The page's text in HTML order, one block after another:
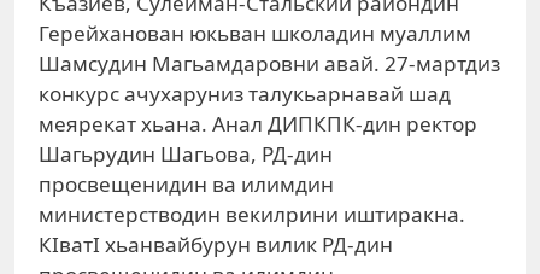
Герейханован юкьван школадин муаллим
Шамсудин Магьамдаровни авай. 27-мартдиз
конкурс ачухаруниз талукьарнавай шад
меярекат хьана. Анал ДИПКПК-дин ректор
Шагьрудин Шагьова, РД-дин
просвещенидин ва илимдин
министерстводин векилрини иштиракна.
КIватI хьанвайбурун вилик РД-дин